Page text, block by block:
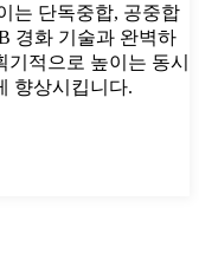
는 단독중합, 공중합
경화 기술과 완벽하
적으로 높이는 동시
향상시킵니다.